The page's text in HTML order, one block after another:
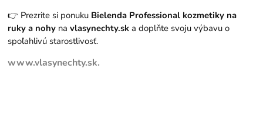
👉 Prezrite si ponuku Bielenda Professional kozmetiky na
ruky a nohy navlasynechty.sk a doplňte svoju výbavu o
spoľahlivú starostlivosť.
www.vlasynechty.sk.